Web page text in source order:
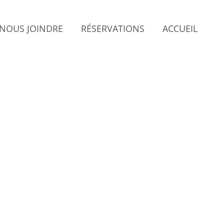
JOINDRE RÉSERVATIONS ACCUEIL